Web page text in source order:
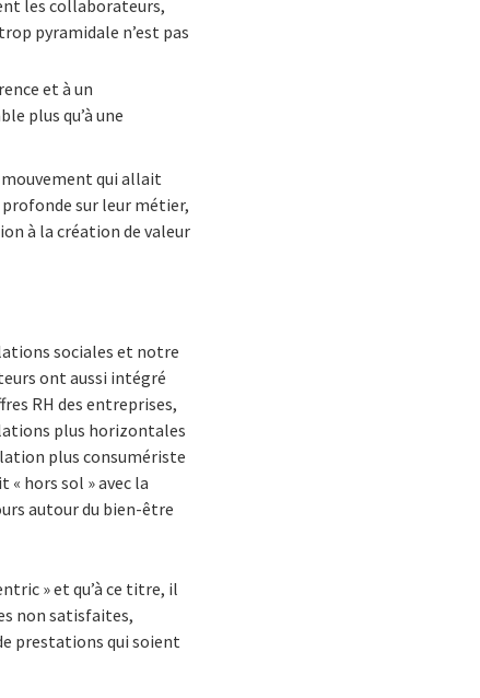
les collaborateurs,
pyramidale n’est pas
et à un
plus qu’à une
mouvement qui allait
profonde sur leur métier,
à la création de valeur
sociales et notre
ont aussi intégré
RH des entreprises,
plus horizontales
plus consumériste
« hors sol » avec la
autour du bien-être
» et qu’à ce titre, il
non satisfaites,
prestations qui soient